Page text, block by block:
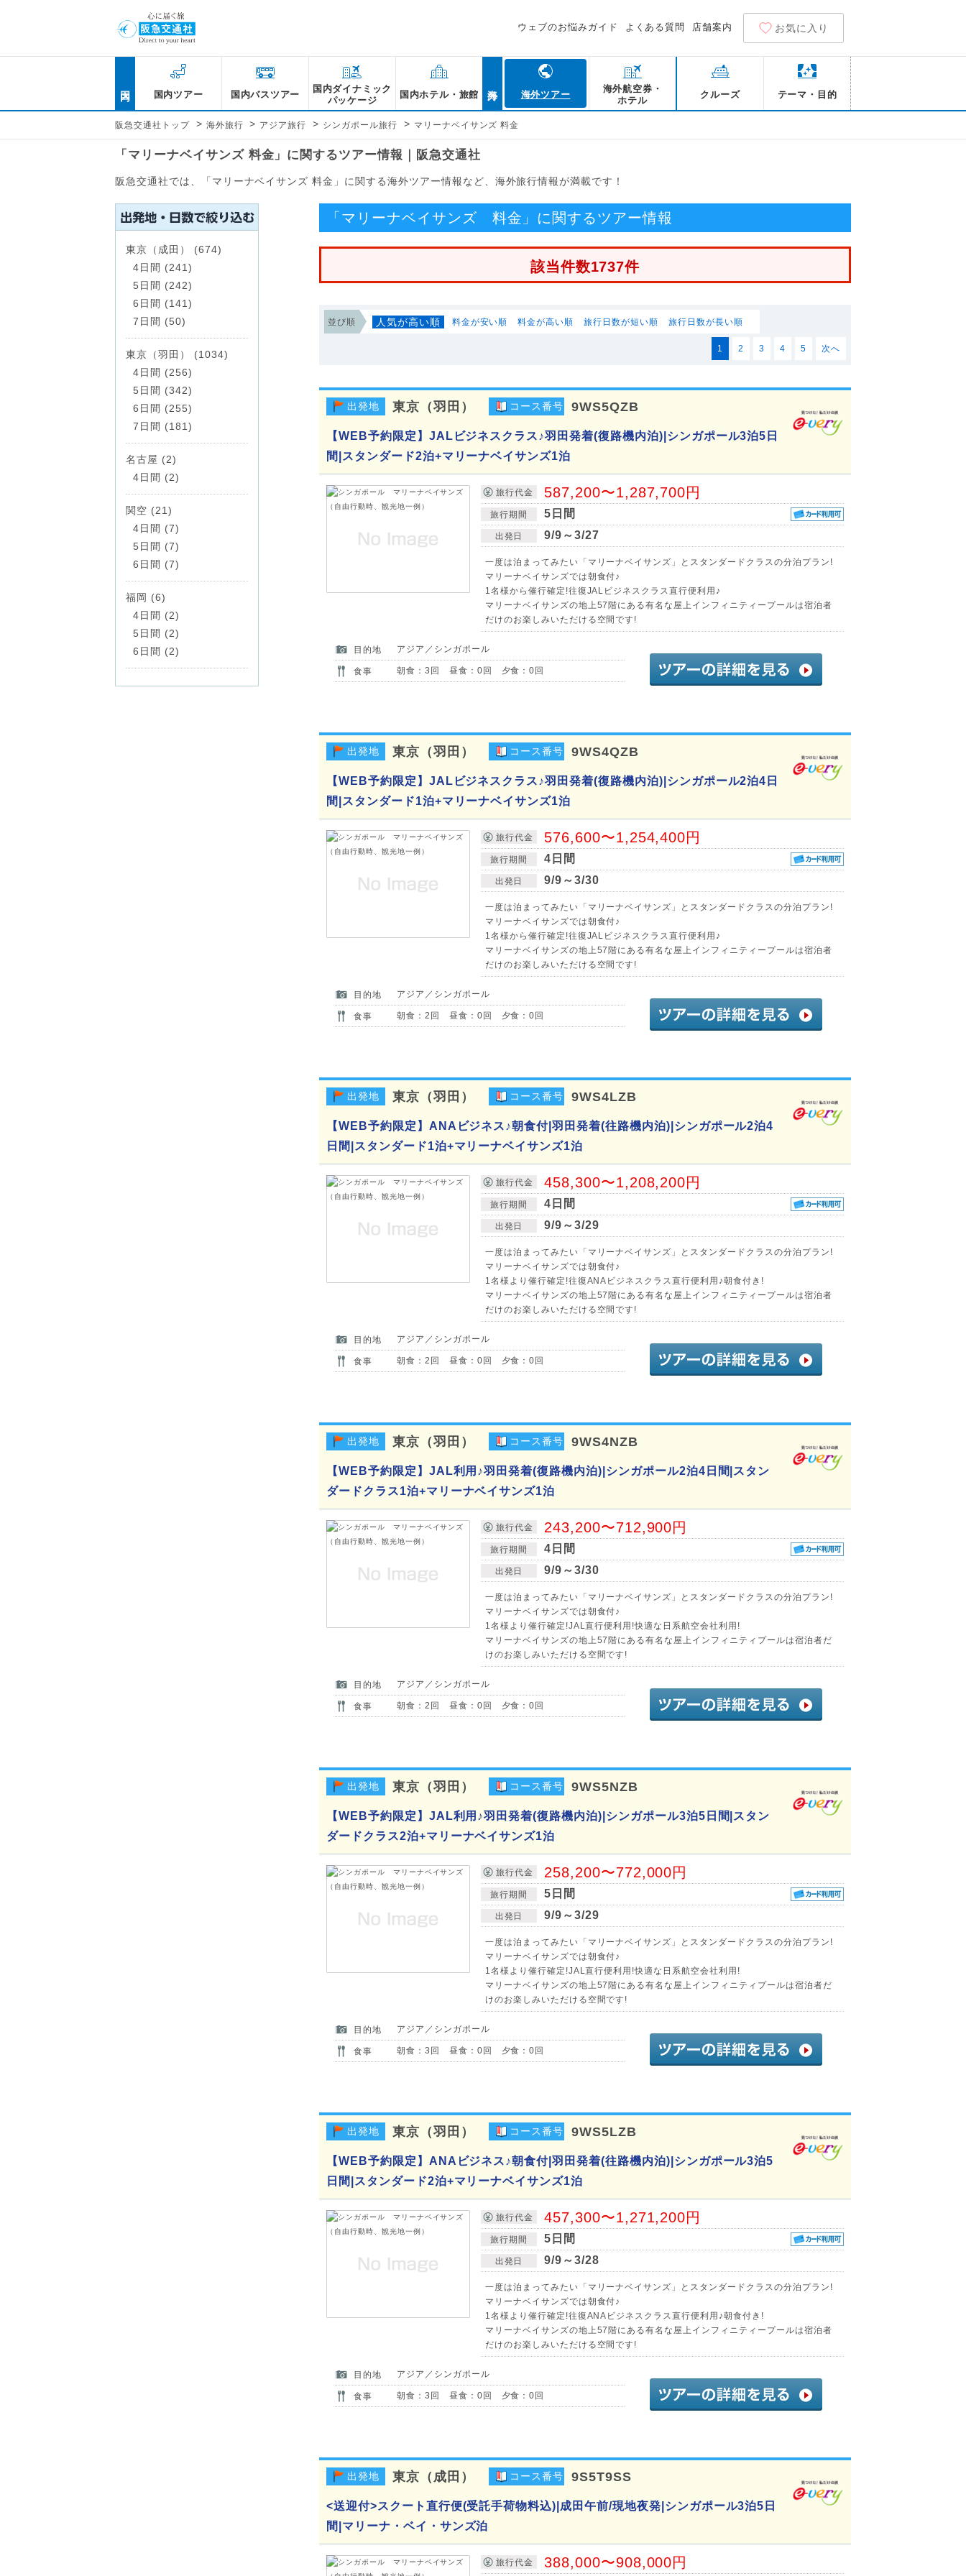
ウェブのお悩みガイド よくある質問 店舗案内 お気に入り
国内ツアー 国内バスツアー
国内ダイナミック
パッケージ
国内ホテル・旅館 海外ツアー
海外航空券・
ホテル
クルーズ テーマ・目的
阪急交通社トップ > 海外旅行 > アジア旅行 > シンガポール旅行 > マリーナベイサンズ 料金
「マリーナベイサンズ 料金」に関するツアー情報｜阪急交通社
阪急交通社では、「マリーナベイサンズ 料金」に関する海外ツアー情報など、海外旅行情報が満載です！
「マリーナベイサンズ 料金」に関するツアー情報
該当件数1737件
並び順 人気が高い順 料金が安い順 料金が高い順 旅行日数が短い順 旅行日数が長い順
1 2 3 4 5 次へ
出発地 東京（羽田） コース番号 9WS5QZB
【WEB予約限定】JALビジネスクラス♪羽田発着(復路機内泊)|シンガポール3泊5日
間|スタンダード2泊+マリーナベイサンズ1泊
旅行代金 587,200〜1,287,700円
旅行期間 5日間
出発日 9/9～3/27
一度は泊まってみたい「マリーナベイサンズ」とスタンダードクラスの分泊プラン!
マリーナベイサンズでは朝食付♪
1名様から催行確定!往復JALビジネスクラス直行便利用♪
マリーナベイサンズの地上57階にある有名な屋上インフィニティープールは宿泊者
だけのお楽しみいただける空間です!
目的地 アジア／シンガポール
食事 朝食：3回 昼食：0回 夕食：0回
出発地 東京（羽田） コース番号 9WS4QZB
【WEB予約限定】JALビジネスクラス♪羽田発着(復路機内泊)|シンガポール2泊4日
間|スタンダード1泊+マリーナベイサンズ1泊
旅行代金 576,600〜1,254,400円
旅行期間 4日間
出発日 9/9～3/30
一度は泊まってみたい「マリーナベイサンズ」とスタンダードクラスの分泊プラン!
マリーナベイサンズでは朝食付♪
1名様から催行確定!往復JALビジネスクラス直行便利用♪
マリーナベイサンズの地上57階にある有名な屋上インフィニティープールは宿泊者
だけのお楽しみいただける空間です!
目的地 アジア／シンガポール
食事 朝食：2回 昼食：0回 夕食：0回
出発地 東京（羽田） コース番号 9WS4LZB
【WEB予約限定】ANAビジネス♪朝食付|羽田発着(往路機内泊)|シンガポール2泊4
日間|スタンダード1泊+マリーナベイサンズ1泊
旅行代金 458,300〜1,208,200円
旅行期間 4日間
出発日 9/9～3/29
一度は泊まってみたい「マリーナベイサンズ」とスタンダードクラスの分泊プラン!
マリーナベイサンズでは朝食付♪
1名様より催行確定!往復ANAビジネスクラス直行便利用♪朝食付き!
マリーナベイサンズの地上57階にある有名な屋上インフィニティープールは宿泊者
だけのお楽しみいただける空間です!
目的地 アジア／シンガポール
食事 朝食：2回 昼食：0回 夕食：0回
出発地 東京（羽田） コース番号 9WS4NZB
【WEB予約限定】JAL利用♪羽田発着(復路機内泊)|シンガポール2泊4日間|スタン
ダードクラス1泊+マリーナベイサンズ1泊
旅行代金 243,200〜712,900円
旅行期間 4日間
出発日 9/9～3/30
一度は泊まってみたい「マリーナベイサンズ」とスタンダードクラスの分泊プラン!
マリーナベイサンズでは朝食付♪
1名様より催行確定!JAL直行便利用!快適な日系航空会社利用!
マリーナベイサンズの地上57階にある有名な屋上インフィニティプールは宿泊者だ
けのお楽しみいただける空間です!
目的地 アジア／シンガポール
食事 朝食：2回 昼食：0回 夕食：0回
出発地 東京（羽田） コース番号 9WS5NZB
【WEB予約限定】JAL利用♪羽田発着(復路機内泊)|シンガポール3泊5日間|スタン
ダードクラス2泊+マリーナベイサンズ1泊
旅行代金 258,200〜772,000円
旅行期間 5日間
出発日 9/9～3/29
一度は泊まってみたい「マリーナベイサンズ」とスタンダードクラスの分泊プラン!
マリーナベイサンズでは朝食付♪
1名様より催行確定!JAL直行便利用!快適な日系航空会社利用!
マリーナベイサンズの地上57階にある有名な屋上インフィニティプールは宿泊者だ
けのお楽しみいただける空間です!
目的地 アジア／シンガポール
食事 朝食：3回 昼食：0回 夕食：0回
出発地 東京（羽田） コース番号 9WS5LZB
【WEB予約限定】ANAビジネス♪朝食付|羽田発着(往路機内泊)|シンガポール3泊5
日間|スタンダード2泊+マリーナベイサンズ1泊
旅行代金 457,300〜1,271,200円
旅行期間 5日間
出発日 9/9～3/28
一度は泊まってみたい「マリーナベイサンズ」とスタンダードクラスの分泊プラン!
マリーナベイサンズでは朝食付♪
1名様より催行確定!往復ANAビジネスクラス直行便利用♪朝食付き!
マリーナベイサンズの地上57階にある有名な屋上インフィニティープールは宿泊者
だけのお楽しみいただける空間です!
目的地 アジア／シンガポール
食事 朝食：3回 昼食：0回 夕食：0回
出発地 東京（成田） コース番号 9S5T9SS
<送迎付>スクート直行便(受託手荷物料込)|成田午前/現地夜発|シンガポール3泊5日
間|マリーナ・ベイ・サンズ泊
旅行代金 388,000〜908,000円
東京（成田） (674)
4日間 (241)
5日間 (242)
6日間 (141)
7日間 (50)
東京（羽田） (1034)
4日間 (256)
5日間 (342)
6日間 (255)
7日間 (181)
名古屋 (2)
4日間 (2)
関空 (21)
4日間 (7)
5日間 (7)
6日間 (7)
福岡 (6)
4日間 (2)
5日間 (2)
6日間 (2)